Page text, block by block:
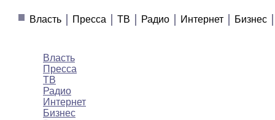
Власть
Пресса ТВ Радио Интернет Бизнес
Власть
Пресса
ТВ
Радио
Интернет
Бизнес